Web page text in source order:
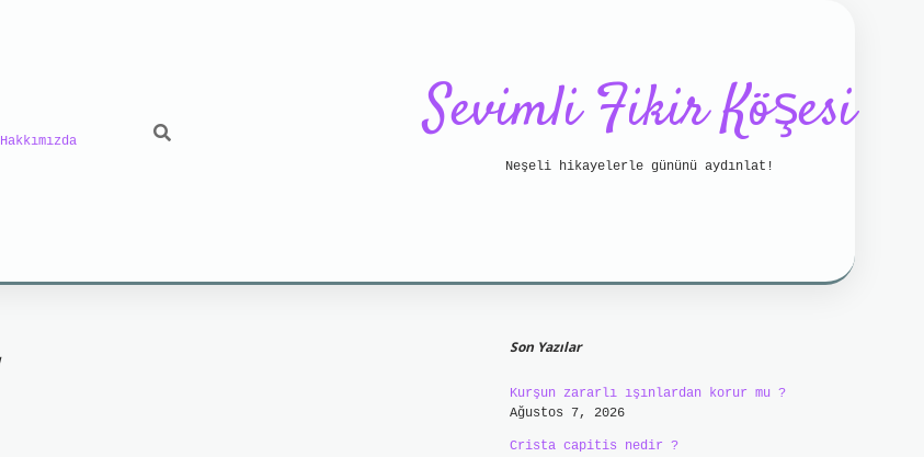
Hakkımızda Sevimli Fikir Köşesi
Neşeli hikayelerle gününü aydınlat!
Son Yazılar
Kurşun zararlı ışınlardan korur mu ?
Ağustos 7, 2026
Crista capitis nedir ?